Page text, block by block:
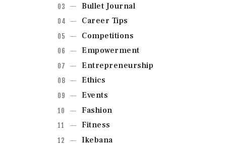
Bullet Journal
Career Tips
Competitions
Empowerment
Entrepreneurship
Ethics
Events
Fashion
Fitness
Ikebana